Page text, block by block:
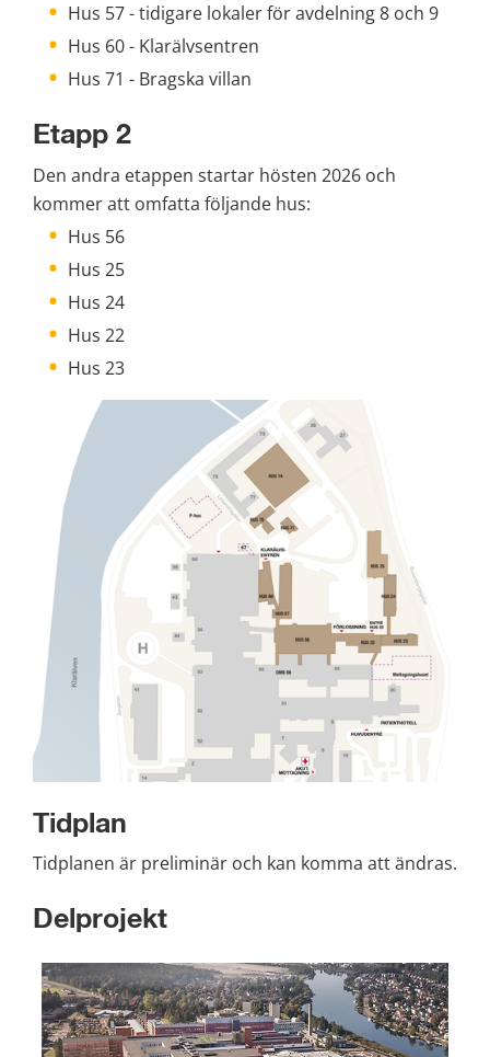
Hus 57 - tidigare lokaler för avdelning 8 och 9
Hus 60 - Klarälvsentren
Hus 71 - Bragska villan
Etapp 2
Den andra etappen startar hösten 2026 och
kommer att omfatta följande hus:
Hus 56
Hus 25
Hus 24
Hus 22
Hus 23
Tidplan
Tidplanen är preliminär och kan komma att ändras.
Delprojekt